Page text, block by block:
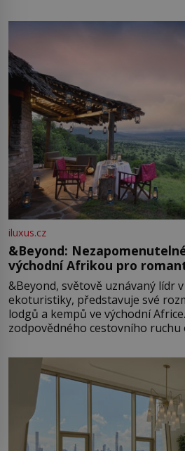
iluxus.cz
&Beyond:
východní Afrikou pro
&Beyond, světově uznávaný lídr
ekoturistiky, představuje své
lodgů a kempů ve východní
zodpovědného cestovního ruchu